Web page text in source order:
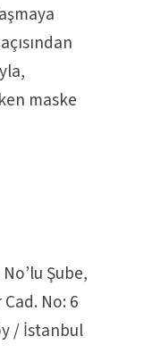
maske
Şube,
No: 6
/ İstanbul